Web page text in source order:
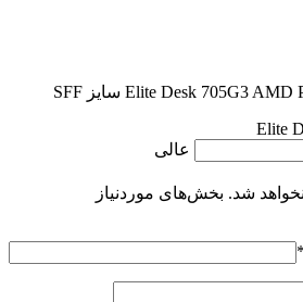
Elite
عالی
شد. بخش‌های موردنیاز
*